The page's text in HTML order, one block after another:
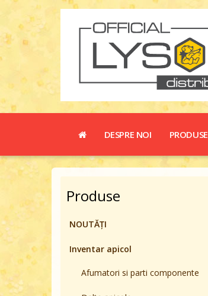
DESPRE NOI PRODUSE
Produse
NOUTĂȚI
Inventar apicol
Afumatori si parti componente